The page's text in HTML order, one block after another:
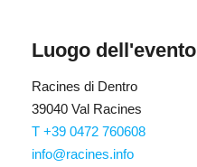
Luogo dell'evento
Racines di Dentro
39040 Val Racines
T +39 0472 760608
info@racines.info